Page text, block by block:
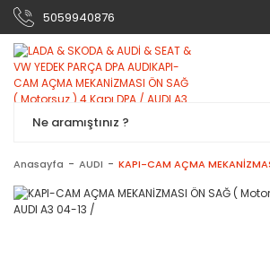
5059940876
Anasayfa AUDI KAPI-CAM AÇMA